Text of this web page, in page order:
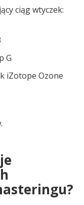
ciąg wtyczek:
G
iZotope Ozone